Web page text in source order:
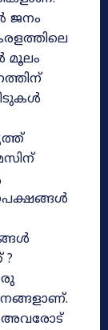
ജനം
മൂലം
?
അവരോട്